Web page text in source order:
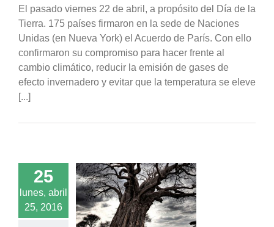
El pasado viernes 22 de abril, a propósito del Día de la
Tierra. 175 países firmaron en la sede de Naciones
Unidas (en Nueva York) el Acuerdo de París. Con ello
confirmaron su compromiso para hacer frente al
cambio climático, reducir la emisión de gases de
efecto invernadero y evitar que la temperatura se eleve
[...]
25
lunes, abril
25, 2016
climático
a los árboles
del planeta